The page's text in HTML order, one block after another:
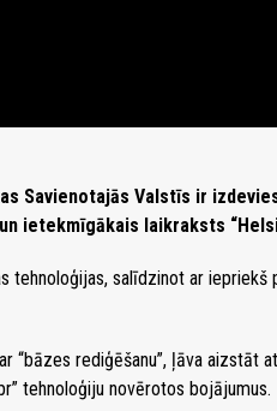
Savienotajās Valstīs ir
ietekmīgākais laikraksts
tehnoloģijas, salīdzinot ar iepriekš
“bāzes rediģēšanu”, ļāva aizstāt
tehnoloģiju novērotos bojājumus.